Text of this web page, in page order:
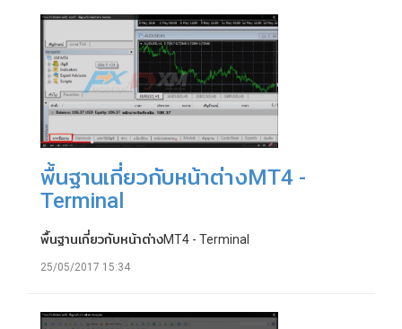
พื้นฐานเกี่ยวกับหน้าต่างMT4 -
Terminal
พื้นฐานเกี่ยวกับหน้าต่างMT4 - Terminal
25/05/2017 15:34